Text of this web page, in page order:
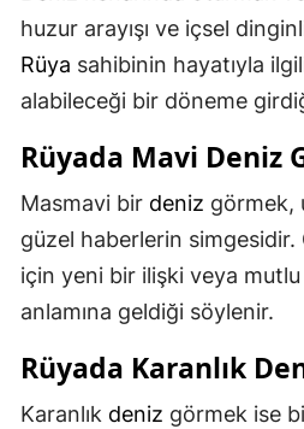
huzur arayışı ve içsel
Rüya sahibinin hayatıyla
alabileceği bir döneme
Rüyada Mavi Deniz
Masmavi bir deniz görmek,
güzel haberlerin
için yeni bir ilişki veya mutlu
anlamına geldiği söylenir.
Rüyada Karanlık
Karanlık deniz görmek ise